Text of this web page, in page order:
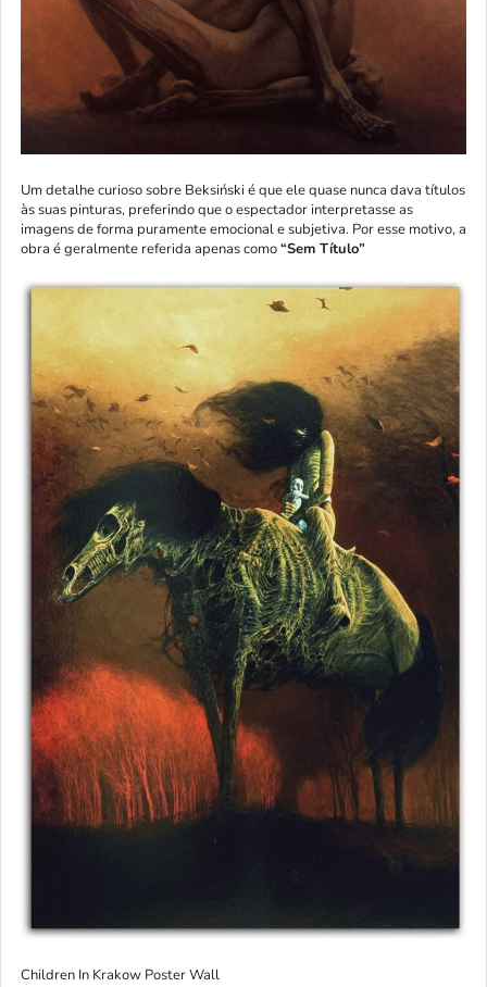
Um detalhe curioso sobre Beksiński é que ele quase nunca dava títulos
às suas pinturas, preferindo que o espectador interpretasse as
imagens de forma puramente emocional e subjetiva. Por esse motivo, a
obra é geralmente referida apenas como“Sem Título”
Children In Krakow Poster Wall